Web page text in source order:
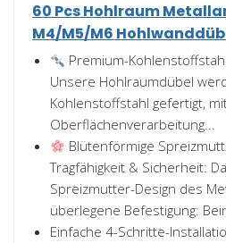
60 Pcs Hohlraum
M4/M5/M6
Premium-
Unsere Hohlraumdübel
Kohlenstoffstahl gefertigt,
Oberflächenverarbeitung...
Blütenförmige
Tragfähigkeit & Sicherheit:
Spreizmutter-Design des
überlegene Befestigung:
Einfache 4-Schritte-